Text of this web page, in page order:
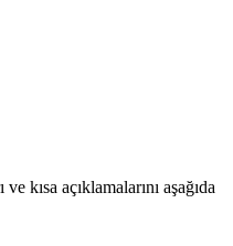
kısa açıklamalarını aşağıda